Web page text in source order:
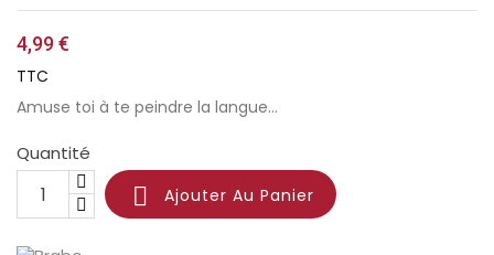
4,99 €
TTC
Amuse toi à te peindre la langue...
Quantité
 Ajouter Au Panier